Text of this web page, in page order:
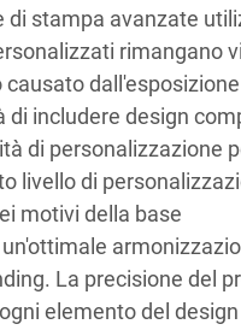
di stampa avanzate
rimangano
includere design
di personalizzazione
livello di
motivi della base
La precisione del
elemento del